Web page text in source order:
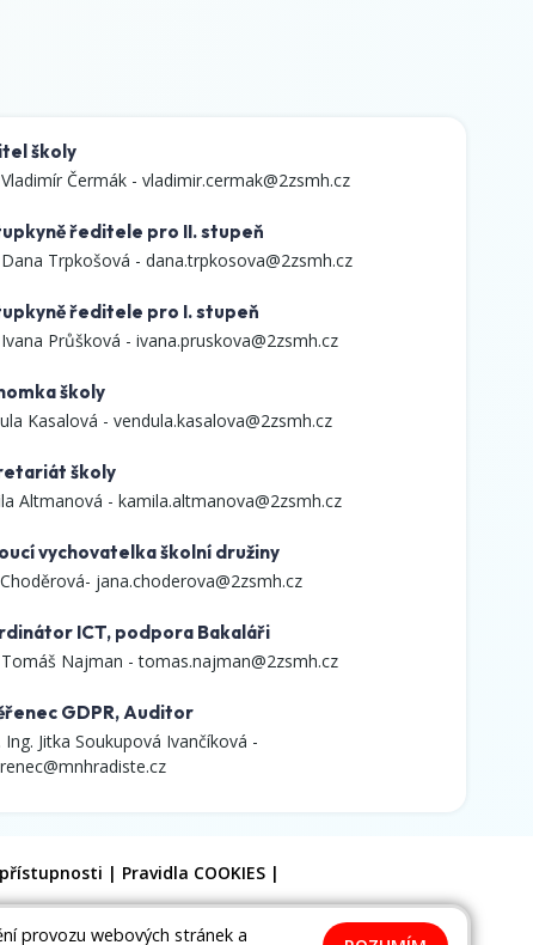
školy
Čermák - vladimir.cermak@2zsmh.cz
ředitele pro II. stupeň
Trpkošová - dana.trpkosova@2zsmh.cz
ředitele pro I. stupeň
Průšková - ivana.pruskova@2zsmh.cz
školy
Kasalová - vendula.kasalova@2zsmh.cz
školy
Altmanová - kamila.altmanova@2zsmh.cz
vychovatelka školní družiny
jana.choderova@2zsmh.cz
ICT, podpora Bakaláři
Najman -tomas.najman@2zsmh.cz
GDPR, Auditor
Ing. Jitka Soukupová Ivančíková -
| Pravidla COOKIES |
provozu webových stránek a